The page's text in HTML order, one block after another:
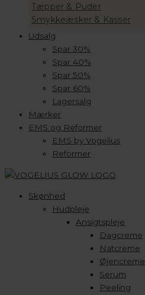
Tæpper & Puder
Smykkeæsker & Kasser
Udsalg
Spar 30%
Spar 40%
Spar 50%
Spar 60%
Lagersalg
Mærker
EMS og Reformer
EMS by Vogelius
Reformer
Skønhed
Hudpleje
Ansigtspleje
Dagcreme
Natcreme
Øjencreme
Serum
Peeling